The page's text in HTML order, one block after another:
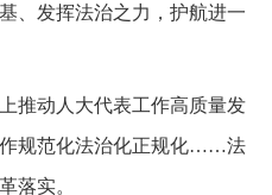
、发挥法治之力，护航进一
推动人大代表工作高质量发
规范化法治化正规化……法
落实。